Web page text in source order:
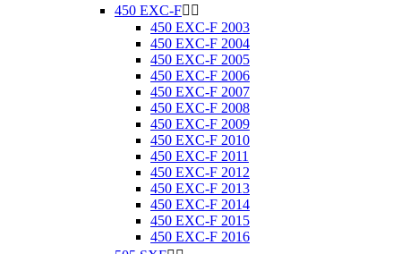
450 EXC-F 
450 EXC-F 2003
450 EXC-F 2004
450 EXC-F 2005
450 EXC-F 2006
450 EXC-F 2007
450 EXC-F 2008
450 EXC-F 2009
450 EXC-F 2010
450 EXC-F 2011
450 EXC-F 2012
450 EXC-F 2013
450 EXC-F 2014
450 EXC-F 2015
450 EXC-F 2016